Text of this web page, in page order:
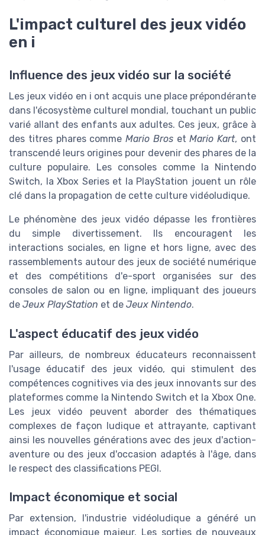
L'impact culturel des jeux vidéo
en i
Influence des jeux vidéo sur la société
Les jeux vidéo en i ont acquis une place prépondérante
dans l'écosystème culturel mondial, touchant un public
varié allant des enfants aux adultes. Ces jeux, grâce à
des titres phares commeMario BrosetMario Kart, ont
transcendé leurs origines pour devenir des phares de la
culture populaire. Les consoles comme la Nintendo
Switch, la Xbox Series et la PlayStation jouent un rôle
clé dans la propagation de cette culture vidéoludique.
Le phénomène des jeux vidéo dépasse les frontières
du simple divertissement. Ils encouragent les
interactions sociales, en ligne et hors ligne, avec des
rassemblements autour des jeux de société numérique
et des compétitions d'e-sport organisées sur des
consoles de salon ou en ligne, impliquant des joueurs
de Jeux PlayStation et de Jeux Nintendo.
L'aspect éducatif des jeux vidéo
Par ailleurs, de nombreux éducateurs reconnaissent
l'usage éducatif des jeux vidéo, qui stimulent des
compétences cognitives via des jeux innovants sur des
plateformes comme la Nintendo Switch et la Xbox One.
Les jeux vidéo peuvent aborder des thématiques
complexes de façon ludique et attrayante, captivant
ainsi les nouvelles générations avec des jeux d'action-
aventure ou des jeux d'occasion adaptés à l'âge, dans
le respect des classifications PEGI.
Impact économique et social
Par extension, l'industrie vidéoludique a généré un
impact économique majeur. Les sorties de nouveaux